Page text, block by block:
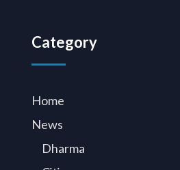
Category
Home
News
Dharma